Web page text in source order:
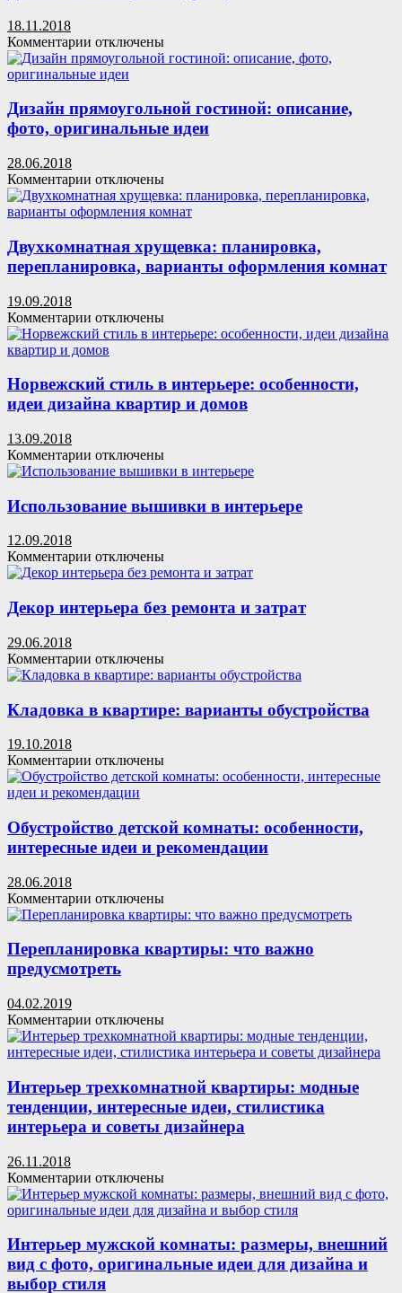
прихожей
виды,
варианты
покрытий,
монтажа,
фото,
18.11.2018
Комментарии к
записи
Дома
стиле
барокко
(фото)
отключены
Дизайн прямоугольной гостиной: описание,
фото, оригинальные идеи
28.06.2018
Комментарии к
записи
Дизайн
гостиной:
описание,
фото,
отключены
Двухкомнатная хрущевка: планировка,
перепланировка, варианты оформления комнат
19.09.2018
Комментарии к
записи
Двухкомнатная
планировка,
варианты
отключены
Норвежский стиль в интерьере: особенности,
идеи дизайна квартир и домов
13.09.2018
Комментарии к
записи
стиль
в
особенности,
идеи
дизайна
и
отключены
Использование вышивки в интерьере
12.09.2018
Комментарии к
записи
вышивки
в
отключены
Декор интерьера без ремонта и затрат
29.06.2018
Комментарии к
записи
интерьера
без
и затрат
отключены
Кладовка в квартире: варианты обустройства
19.10.2018
Комментарии к
записи
Кладовка
квартире:
варианты
обустройства
отключены
Обустройство детской комнаты: особенности,
интересные идеи и рекомендации
28.06.2018
Комментарии к
записи
детской
комнаты:
особенности,
и
рекомендации
отключены
Перепланировка квартиры: что важно
предусмотреть
04.02.2019
Комментарии к
записи
Перепланировка
что
важно
предусмотреть
отключены
Интерьер трехкомнатной квартиры: модные
тенденции, интересные идеи, стилистика
интерьера и советы дизайнера
26.11.2018
Комментарии к
записи
Интерьер
квартиры:
модные
тенденции,
интересные
отключены
Интерьер мужской комнаты: размеры, внешний
вид с фото, оригинальные идеи для дизайна и
выбор стиля